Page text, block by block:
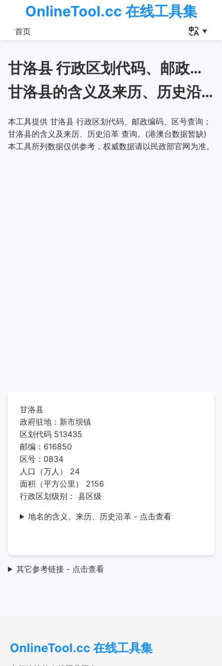
OnlineTool.cc 在线工具集
首页
甘洛县 行政区划代码、邮政编码、区号查询
甘洛县的含义及来历、历史沿革
本工具提供 甘洛县 行政区划代码、邮政编码、区号查询；
甘洛县的含义及来历、历史沿革 查询。(港澳台数据暂缺)
本工具所列数据仅供参考，权威数据请以民政部官网为准。
甘洛县
政府驻地：新市坝镇
区划代码 513435
邮编：616850
区号：0834
人口（万人） 24
面积（平方公里） 2156
行政区划级别： 县区级
地名的含义、来历、历史沿革 - 点击查看
其它参考链接 - 点击查看
OnlineTool.cc 在线工具集